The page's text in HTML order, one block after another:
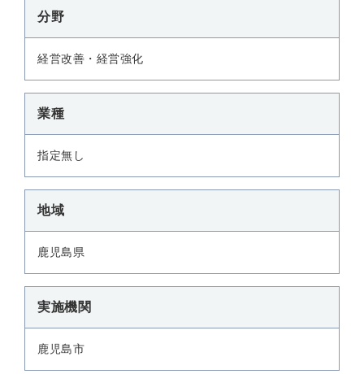
分野
経営改善・経営強化
業種
指定無し
地域
鹿児島県
実施機関
鹿児島市